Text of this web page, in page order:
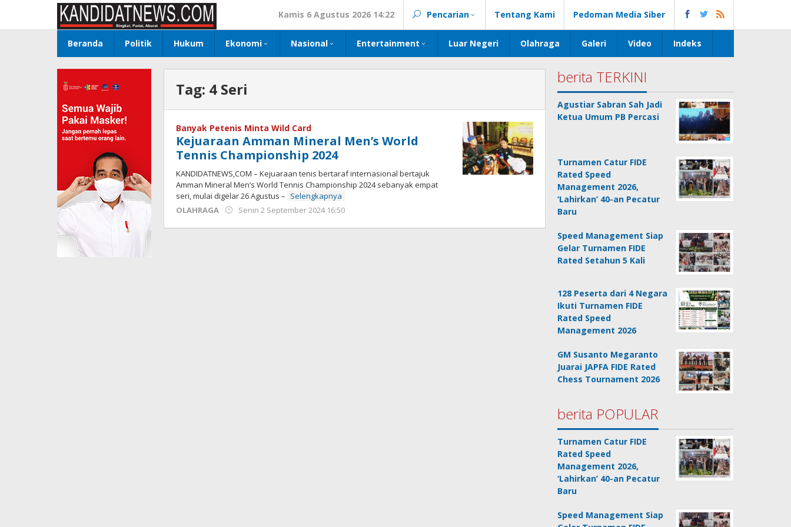
konten
Kamis 6 Agustus 2026 14:22 Pencarian Tentang Kami Pedoman Media Siber
Beranda Politik Hukum Ekonomi Nasional Entertainment Luar Negeri Olahraga Galeri Video Indeks
Tag: 4 Seri
Banyak Petenis Minta Wild Card
Kejuaraan Amman Mineral Men’s World
Tennis Championship 2024
KANDIDATNEWS,COM – Kejuaraan tenis bertaraf internasional bertajuk
Amman Mineral Men’s World Tennis Championship 2024 sebanyak empat
seri, mulai digelar 26 Agustus – Selengkapnya
OLAHRAGA
Senin 2 September 2024 16:50
Jackson
berita TERKINI
Agustiar Sabran Sah Jadi
Ketua Umum PB Percasi
Turnamen Catur FIDE
Rated Speed
Management 2026,
‘Lahirkan’ 40-an Pecatur
Baru
Speed Management Siap
Gelar Turnamen FIDE
Rated Setahun 5 Kali
128 Peserta dari 4 Negara
Ikuti Turnamen FIDE
Rated Speed
Management 2026
GM Susanto Megaranto
Juarai JAPFA FIDE Rated
Chess Tournament 2026
berita POPULAR
Turnamen Catur FIDE
Rated Speed
Management 2026,
‘Lahirkan’ 40-an Pecatur
Baru
Speed Management Siap